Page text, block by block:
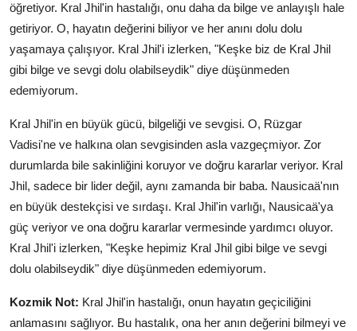
öğretiyor. Kral Jhil'in hastalığı, onu daha da bilge ve anlayışlı hale
getiriyor. O, hayatın değerini biliyor ve her anını dolu dolu
yaşamaya çalışıyor. Kral Jhil'i izlerken, "Keşke biz de Kral Jhil
gibi bilge ve sevgi dolu olabilseydik" diye düşünmeden
edemiyorum.
Kral Jhil'in en büyük gücü, bilgeliği ve sevgisi. O, Rüzgar
Vadisi'ne ve halkına olan sevgisinden asla vazgeçmiyor. Zor
durumlarda bile sakinliğini koruyor ve doğru kararlar veriyor. Kral
Jhil, sadece bir lider değil, aynı zamanda bir baba. Nausicaä'nın
en büyük destekçisi ve sırdaşı. Kral Jhil'in varlığı, Nausicaä'ya
güç veriyor ve ona doğru kararlar vermesinde yardımcı oluyor.
Kral Jhil'i izlerken, "Keşke hepimiz Kral Jhil gibi bilge ve sevgi
dolu olabilseydik" diye düşünmeden edemiyorum.
Kozmik Not: Kral Jhil'in hastalığı, onun hayatın geçiciliğini
anlamasını sağlıyor. Bu hastalık, ona her anın değerini bilmeyi ve